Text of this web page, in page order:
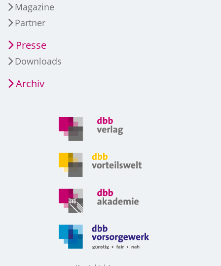
Magazine
Partner
Presse
Downloads
Archiv